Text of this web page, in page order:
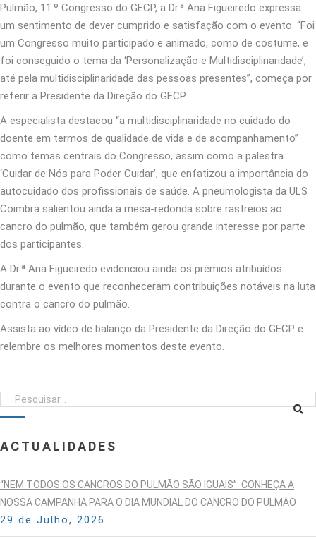
Pulmão, 11.º Congresso do GECP, a Dr.ª Ana Figueiredo expressa
um sentimento de dever cumprido e satisfação com o evento. “Foi
um Congresso muito participado e animado, como de costume, e
foi conseguido o tema da ‘Personalização e Multidisciplinaridade’,
até pela multidisciplinaridade das pessoas presentes”, começa por
referir a Presidente da Direção do GECP.
A especialista destacou “a multidisciplinaridade no cuidado do
doente em termos de qualidade de vida e de acompanhamento”
como temas centrais do Congresso, assim como a palestra
‘Cuidar de Nós para Poder Cuidar’, que enfatizou a importância do
autocuidado dos profissionais de saúde. A pneumologista da ULS
Coimbra salientou ainda a mesa-redonda sobre rastreios ao
cancro do pulmão, que também gerou grande interesse por parte
dos participantes.
A Dr.ª Ana Figueiredo evidenciou ainda os prémios atribuídos
durante o evento que reconheceram contribuições notáveis na luta
contra o cancro do pulmão.
Assista ao vídeo de balanço da Presidente da Direção do GECP e
relembre os melhores momentos deste evento.
ACTUALIDADES
“NEM TODOS OS CANCROS DO PULMÃO SÃO IGUAIS”: CONHEÇA A
NOSSA CAMPANHA PARA O DIA MUNDIAL DO CANCRO DO PULMÃO
29 de Julho, 2026